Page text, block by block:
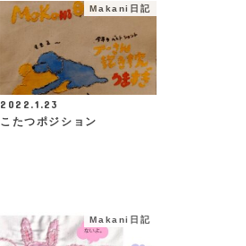
Makani日記
2022.1.23
こたつポジション
Makani日記